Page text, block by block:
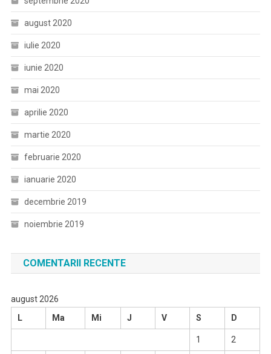
august 2020
iulie 2020
iunie 2020
mai 2020
aprilie 2020
martie 2020
februarie 2020
ianuarie 2020
decembrie 2019
noiembrie 2019
COMENTARII RECENTE
august 2026
L
Ma Mi J V S D
1 2